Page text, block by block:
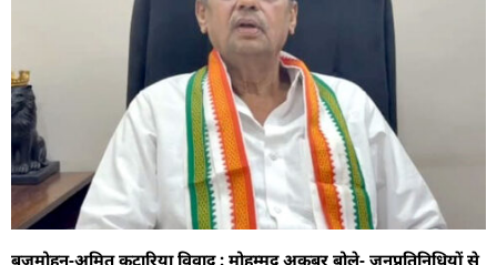
बृजमोहन-अमित कटारिया विवाद : मोहम्मद अकबर बोले- जनप्रतिनिधियों से